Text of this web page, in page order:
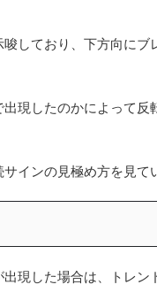
しており、下方向にブ
現したのかによって
インの見極め方を見て
現した場合は、トレ